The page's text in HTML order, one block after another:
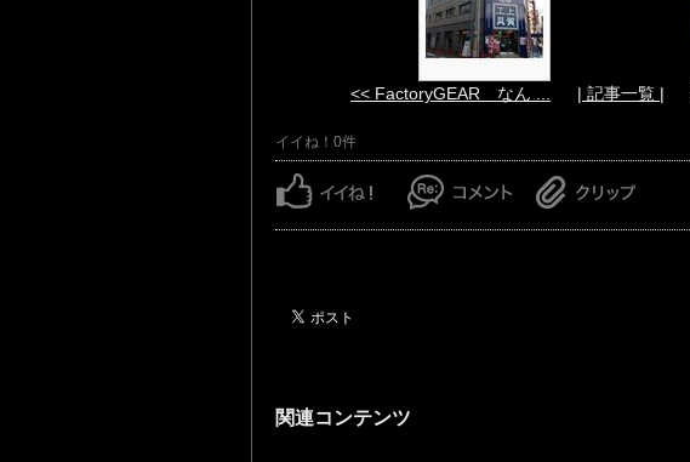
<< FactoryGEAR なん ... | 記事一覧 |
イイね！0件
関連コンテンツ